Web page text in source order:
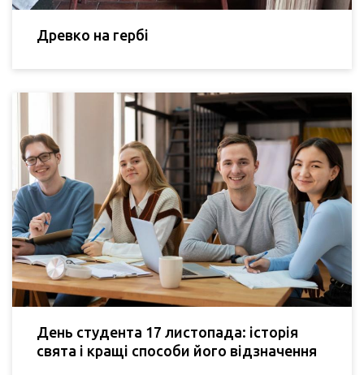
Древко на гербі
День студента 17 листопада: історія
свята і кращі способи його відзначення